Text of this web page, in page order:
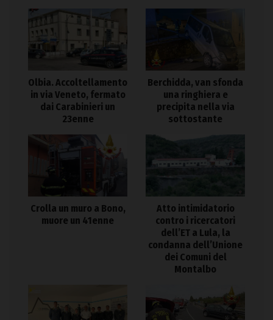
Olbia. Accoltellamento
in via Veneto, fermato
dai Carabinieri un
23enne
Berchidda, van sfonda
una ringhiera e
precipita nella via
sottostante
Crolla un muro a Bono,
muore un 41enne
Atto intimidatorio
contro i ricercatori
dell’ET a Lula, la
condanna dell’Unione
dei Comuni del
Montalbo